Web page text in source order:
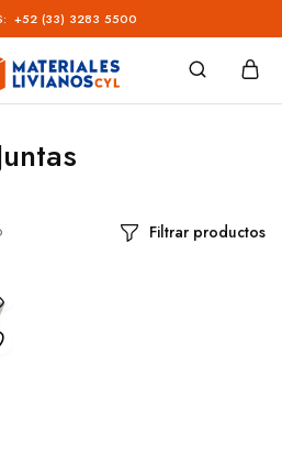
+52 (33) 3283 5500
Filtrar productos